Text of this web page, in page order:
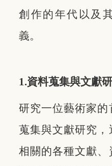
創作的年代以及
義。
1.資料蒐集與文獻
研究一位藝術家
蒐集與文獻研究
相關的各種文獻